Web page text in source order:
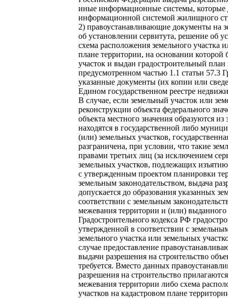
иные информационные системы,
информационной системой жилищного
2) правоустанавливающие документы на
об установлении сервитута, решение об
схема расположения земельного участка
плане территории, на основании
участок и выдан градостроительный план
предусмотренном частью 1.1 статьи 57.3
указанные документы (их копии или
Едином государственном реестре
В случае, если земельный участок или
реконструкции объекта федерального
объекта местного значения образуются
находятся в государственной либо
(или) земельных участков,
разграничена, при условии, что такие
правами третьих лиц (за исключением
земельных участков, подлежащих
с утвержденным проектом планировки
земельным законодательством, выдача
допускается до образования указанных
соответствии с земельным
межевания территории и (или) выданного
Градостроительного кодекса РФ
утвержденной в соответствии с
земельного участка или земельных
случае предоставление
выдачи разрешения на строительство
требуется. Вместо данных
разрешения на строительство
межевания территории либо схема
участков на кадастровом плане